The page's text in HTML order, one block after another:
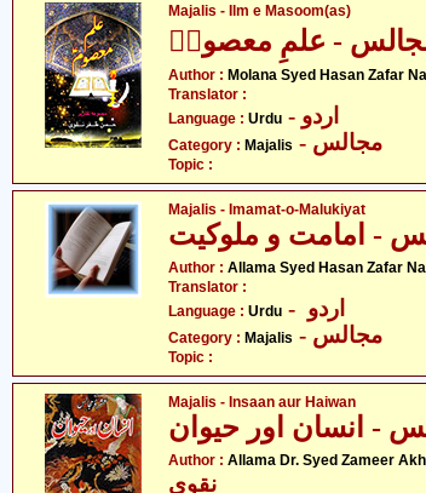
Majalis - Ilm e Masoom(as)
- علمِ معصومؑ
Author : Molana Syed Hasan Zafar
Translator :
Language : Urdu - اردو
Category : Majalis - مجالس
Topic :
Majalis - Imamat-o-Malukiyat
Author : Allama Syed Hasan Zafar
Translator :
Language : Urdu
Category : Majalis - مجالس
Topic :
Majalis - Insaan aur Haiwan
- انسان اور حیوان
Author : Allama Dr. Syed Zameer
نقوی